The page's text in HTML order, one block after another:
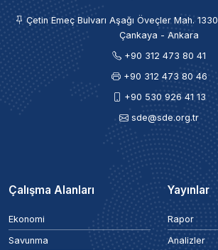
Çetin Emeç Bulvarı Aşağı Öveçler Mah.
Çankaya - Ankara
+90 312 473 80 41
+90 312 473 80 46
+90 530 926 41 13
sde@sde.org.tr
Çalışma Alanları
Ekonomi
Savunma
Yayınlar
Rapor
Analizler